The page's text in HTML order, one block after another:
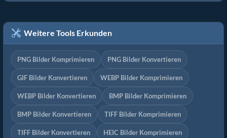
Weitere Tools Erkunden
PNG Bilder Komprimieren PNG Bilder Konvertieren
GIF Bilder Konvertieren WEBP Bilder Komprimieren
WEBP Bilder Konvertieren BMP Bilder Komprimieren
BMP Bilder Konvertieren TIFF Bilder Komprimieren
TIFF Bilder Konvertieren HEIC Bilder Komprimieren